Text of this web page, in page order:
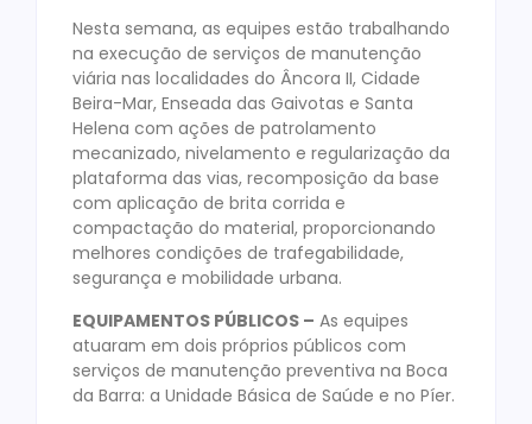
Nesta semana, as equipes estão trabalhando
na execução de serviços de manutenção
viária nas localidades do Âncora II, Cidade
Beira-Mar, Enseada das Gaivotas e Santa
Helena com ações de patrolamento
mecanizado, nivelamento e regularização da
plataforma das vias, recomposição da base
com aplicação de brita corrida e
compactação do material, proporcionando
melhores condições de trafegabilidade,
segurança e mobilidade urbana.
EQUIPAMENTOS PÚBLICOS – As equipes
atuaram em dois próprios públicos com
serviços de manutenção preventiva na Boca
da Barra: a Unidade Básica de Saúde e no Píer.